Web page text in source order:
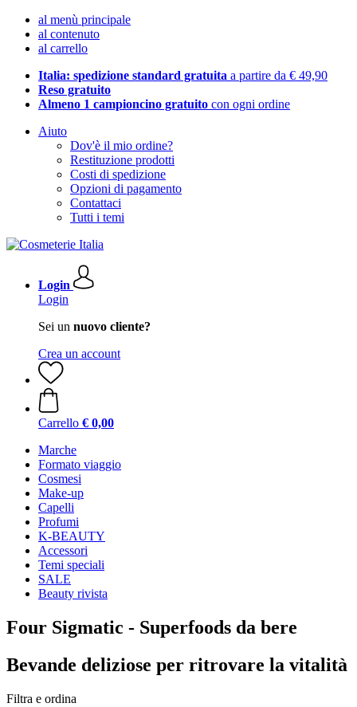
al menù principale
al contenuto
al carrello
Italia: spedizione standard gratuita a partire da € 49,90
Reso gratuito
Almeno 1 campioncino gratuito con ogni ordine
Aiuto
Dov'è il mio ordine?
Restituzione prodotti
Costi di spedizione
Opzioni di pagamento
Contattaci
Tutti i temi
Login
Login
Sei un nuovo cliente?
Crea un account
Carrello € 0,00
Marche
Formato viaggio
Cosmesi
Make-up
Capelli
Profumi
K-BEAUTY
Accessori
Temi speciali
SALE
Beauty rivista
Four Sigmatic - Superfoods da bere
Bevande deliziose per ritrovare la vitalità
Filtra e ordina